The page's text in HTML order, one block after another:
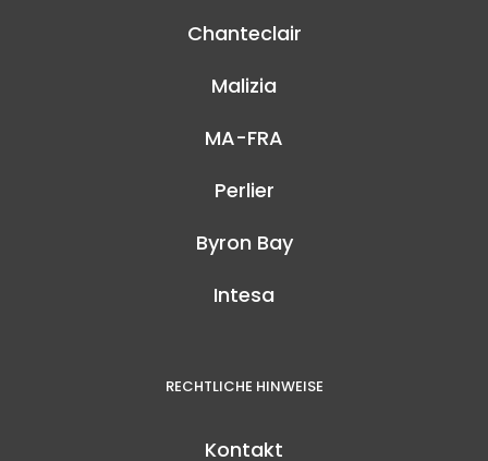
Chanteclair
Malizia
MA-FRA
Perlier
Byron Bay
Intesa
RECHTLICHE HINWEISE
Kontakt